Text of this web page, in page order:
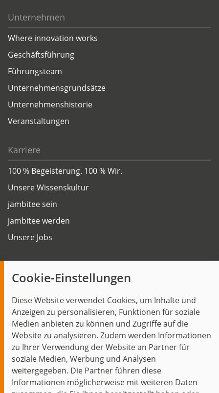
Cookie-Einstellungen
Diese Website verwendet Cookies, um Inhalte und
Anzeigen zu personalisieren, Funktionen für soziale
Medien anbieten zu können und Zugriffe auf die
Website zu analysieren. Zudem werden Informationen
zu Ihrer Verwendung der Website an Partner für
soziale Medien, Werbung und Analysen
weitergegeben. Die Partner führen diese
Informationen möglicherweise mit weiteren Daten
Unternehmen
Where innovation works
Geschäftsführung
Führungsteam
Unternehmensgrundsätze
Unternehmenshistorie
Veranstaltungen
Karriere
100 % Begeisterung. 100 % Wir.
Unsere Wissenskultur
jambitee sein
jambitee werden
Unsere Jobs
Themen im Fokus
Events
Start Datenschutz Impressum
Kontakt